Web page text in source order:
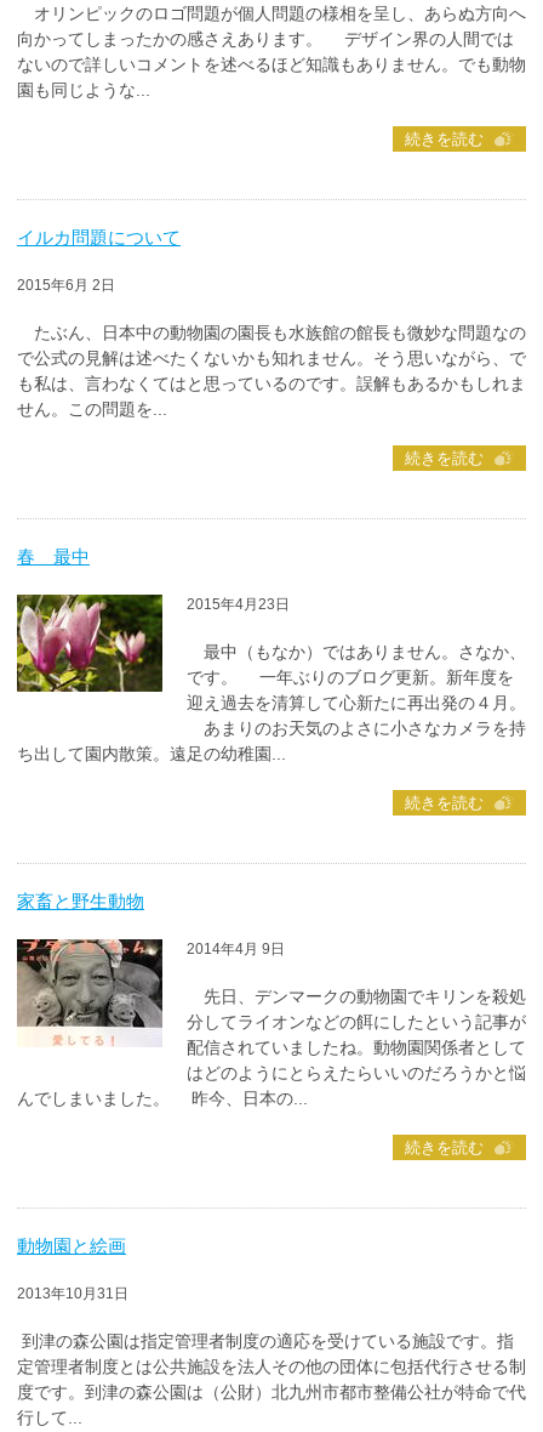
オリンピックのロゴ問題が個人問題の様相を呈し、あらぬ方向へ
向かってしまったかの感さえあります。 デザイン界の人間では
ないので詳しいコメントを述べるほど知識もありません。でも動物
園も同じような...
続きを読む
イルカ問題について
2015年6月 2日
たぶん、日本中の動物園の園長も水族館の館長も微妙な問題なの
で公式の見解は述べたくないかも知れません。そう思いながら、で
も私は、言わなくてはと思っているのです。誤解もあるかもしれま
せん。この問題を...
続きを読む
春 最中
2015年4月23日
最中（もなか）ではありません。さなか、
です。 一年ぶりのブログ更新。新年度を
迎え過去を清算して心新たに再出発の４月。
あまりのお天気のよさに小さなカメラを持
ち出して園内散策。遠足の幼稚園...
続きを読む
家畜と野生動物
2014年4月 9日
先日、デンマークの動物園でキリンを殺処
分してライオンなどの餌にしたという記事が
配信されていましたね。動物園関係者として
はどのようにとらえたらいいのだろうかと悩
んでしまいました。 昨今、日本の...
続きを読む
動物園と絵画
2013年10月31日
到津の森公園は指定管理者制度の適応を受けている施設です。指
定管理者制度とは公共施設を法人その他の団体に包括代行させる制
度です。到津の森公園は（公財）北九州市都市整備公社が特命で代
行して...